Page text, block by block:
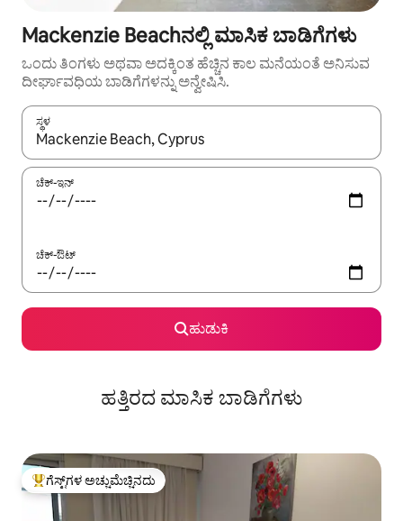
Mackenzie Beachನಲ್ಲಿ ಮಾಸಿಕ ಬಾಡಿಗೆಗಳು
ಒಂದು ತಿಂಗಳು ಅಥವಾ ಅದಕ್ಕಿಂತ ಹೆಚ್ಚಿನ ಕಾಲ ಮನೆಯಂತೆ ಅನಿಸುವ
ದೀರ್ಘಾವಧಿಯ ಬಾಡಿಗೆಗಳನ್ನು ಅನ್ವೇಷಿಸಿ.
ಸ್ಥಳ
ಫಲಿತಾಂಶಗಳು ಲಭ್ಯವಿರುವಾಗ, ಅಪ್ ಮತ್ತು ಡೌನ್ ಬಾಣದ ಕೀಲಿಗಳೊಂದಿಗೆ
ಚೆಕ್-ಇನ್
ಚೆಕ್-ಔಟ್
ಹುಡುಕಿ
ಹತ್ತಿರದ ಮಾಸಿಕ ಬಾಡಿಗೆಗಳು
ಗೆಸ್ಟ್‌ಗಳಿಗೆ ಅತಿ ಹೆಚ್ಚು ಅಚ್ಚುಮೆಚ್ಚಿನದು
ಗೆಸ್ಟ್‌ಗಳ ಅಚ್ಚುಮೆಚ್ಚಿನದು